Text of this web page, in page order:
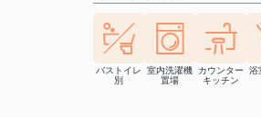
バストイレ
別
室内洗濯機
置場
カウンター
キッチン
浴